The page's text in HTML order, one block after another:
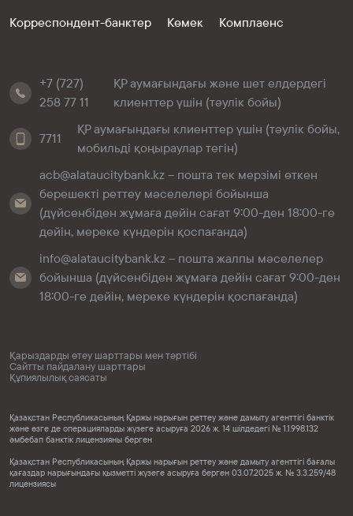
Корреспондент-банктер
Көмек Комплаенс
+7 (727)
258 77 11
ҚР аумағындағы және шет елдердегі
клиенттер үшін (тәулік бойы)
7711
ҚР аумағындағы клиенттер үшін (тәулік бойы,
мобильді қоңыраулар тегін)
acb@alataucitybank.kz – пошта тек мерзімі өткен
берешекті реттеу мәселелері бойынша
(дүйсенбіден жұмаға дейін сағат 9:00-ден 18:00-ге
дейін, мереке күндерін қоспағанда)
info@alataucitybank.kz – пошта жалпы мәселелер
бойынша (дүйсенбіден жұмаға дейін сағат 9:00-ден
18:00-ге дейін, мереке күндерін қоспағанда)
Қарыздарды өтеу шарттары мен тәртібі
Сайтты пайдалану шарттары
Құпиялылық саясаты
Қазақстан Республикасының Қаржы нарығын реттеу және дамыту агенттігі банктік
және өзге де операцияларды жүзеге асыруға 2026 ж. 14 шілдедегі № 1.1.998.132
әмбебап банктік лицензияны берген
Қазақстан Республикасының Қаржы нарығын реттеу және дамыту агенттігі бағалы
қағаздар нарығындағы қызметті жүзеге асыруға берген 03.07.2025 ж. № 3.3.259/48
лицензиясы